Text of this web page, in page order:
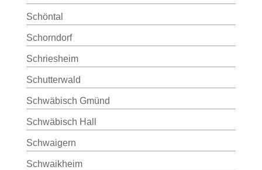
Schöntal
Schorndorf
Schriesheim
Schutterwald
Schwäbisch Gmünd
Schwäbisch Hall
Schwaigern
Schwaikheim